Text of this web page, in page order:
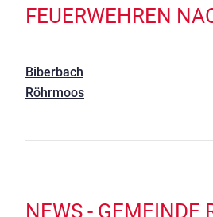
FEUERWEHREN
Biberbach
Röhrmoos
NEWS - GEMEINDE